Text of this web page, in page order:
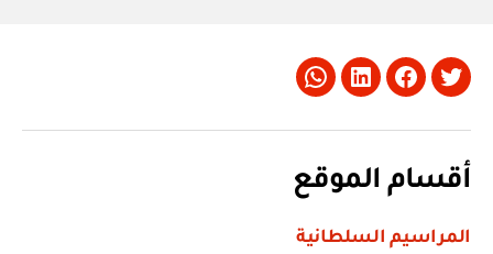
Twitter
Facebook
LinkedIn
Whatsapp
أقسام الموقع
المراسيم السلطانية